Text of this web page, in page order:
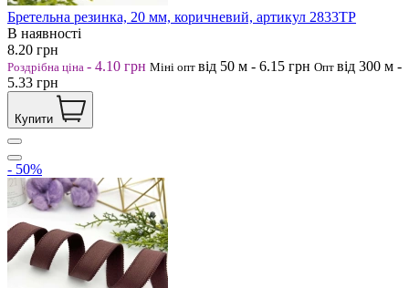
Бретельна резинка, 20 мм, коричневий, артикул 2833ТР
В наявності
8.20 грн
Роздрібна ціна - 4.10 грн Міні опт від 50 м - 6.15 грн Опт від 300 м -
5.33 грн
Купити
- 50%